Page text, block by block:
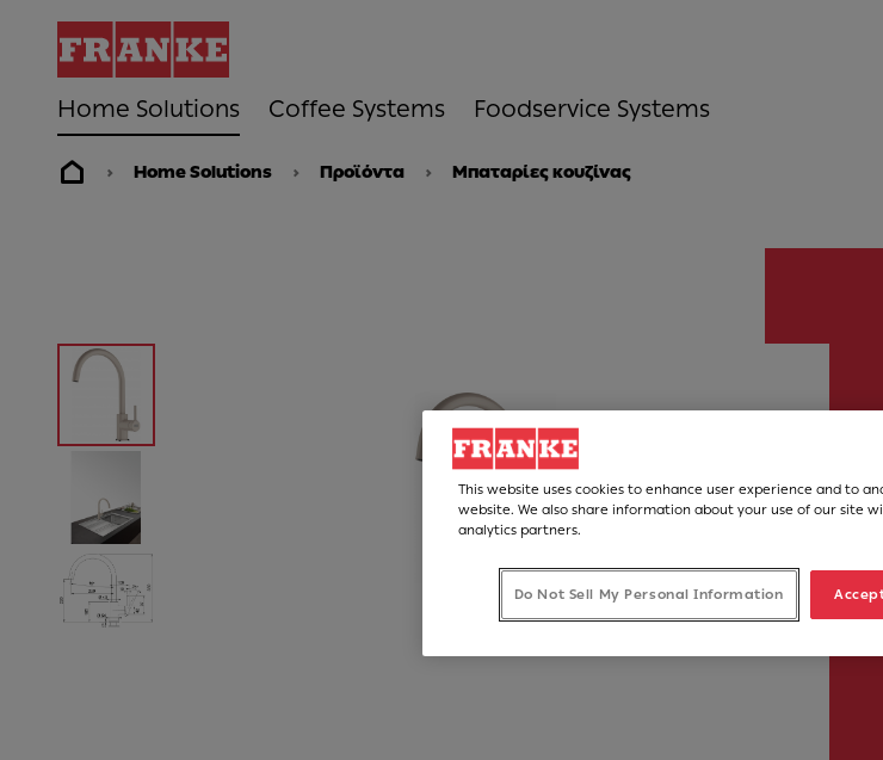
Home Solutions Coffee Systems Foodservice Systems
Home Solutions Προϊόντα Μπαταρίες κουζίνας
This website uses cookies to enhance user experience and to
website. We also share information about your use of our site
analytics partners.
Do Not Sell My Personal Information